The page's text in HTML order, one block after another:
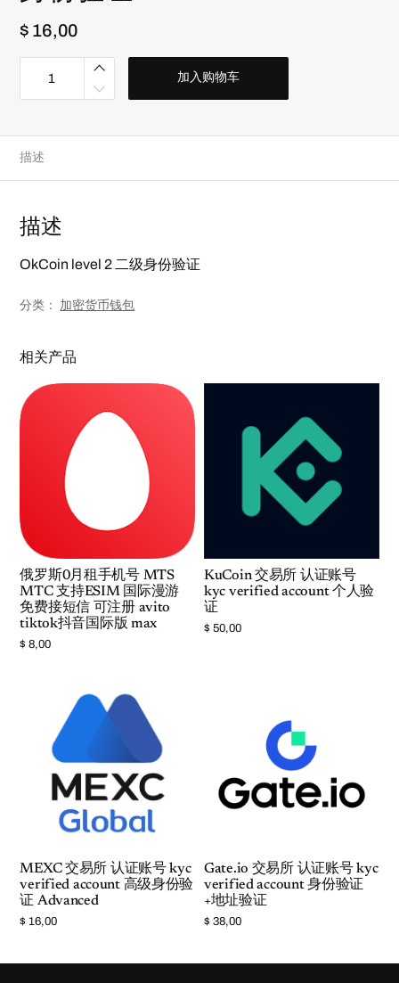
$ 16,00
o
交
易
所
k
y
v
i
f
d
a
o
u
n
二
级
身
验
证
数
量
加入购物车
描述
描述
OkCoin level 2 二级身份验证
分类： 加密货币钱包
相关产品
俄罗斯0月租手机号 MTS
MTC 支持ESIM 国际漫游
免费接短信 可注册 avito
tiktok抖音国际版 max
$ 8,00
KuCoin 交易所 认证账号
kyc verified account 个人验
证
$ 50,00
MEXC 交易所 认证账号 kyc
verified account 高级身份验
证 Advanced
$ 16,00
Gate.io 交易所 认证账号 kyc
verified account 身份验证
+地址验证
$ 38,00